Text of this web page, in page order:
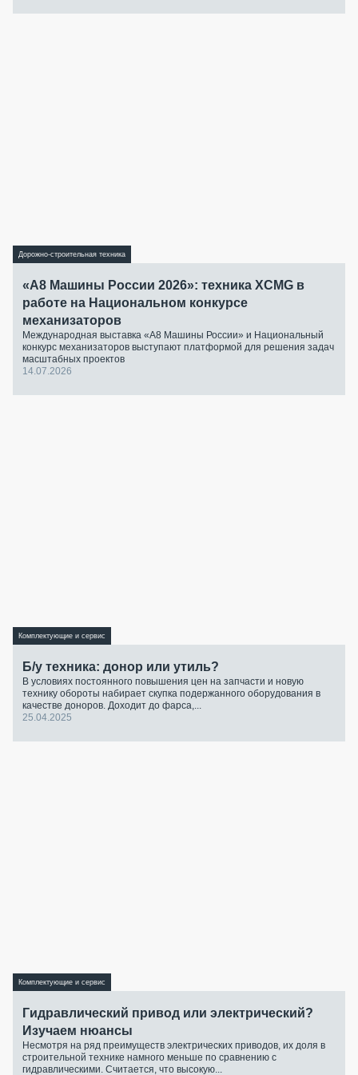
Дорожно-строительная техника
«А8 Машины России 2026»: техника XCMG в
работе на Национальном конкурсе
механизаторов
Международная выставка «А8 Машины России» и Национальный
конкурс механизаторов выступают платформой для решения задач
масштабных проектов
14.07.2026
Комплектующие и сервис
Б/у техника: донор или утиль?
В условиях постоянного повышения цен на запчасти и новую
технику обороты набирает скупка подержанного оборудования в
качестве доноров. Доходит до фарса,...
25.04.2025
Комплектующие и сервис
Гидравлический привод или электрический?
Изучаем нюансы
Несмотря на ряд преимуществ электрических приводов, их доля в
строительной технике намного меньше по сравнению с
гидравлическими. Считается, что высокую...